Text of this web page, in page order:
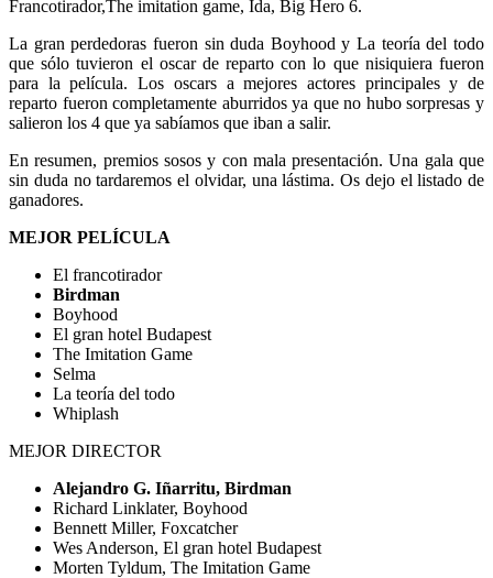
Francotirador,The imitation game, Ida, Big Hero 6.
La gran perdedoras fueron sin duda Boyhood y La teoría del todo
que sólo tuvieron el oscar de reparto con lo que nisiquiera fueron
para la película. Los oscars a mejores actores principales y de
reparto fueron completamente aburridos ya que no hubo sorpresas y
salieron los 4 que ya sabíamos que iban a salir.
En resumen, premios sosos y con mala presentación. Una gala que
sin duda no tardaremos el olvidar, una lástima. Os dejo el listado de
ganadores.
MEJOR PELÍCULA
El francotirador
Birdman
Boyhood
El gran hotel Budapest
The Imitation Game
Selma
La teoría del todo
Whiplash
MEJOR DIRECTOR
Alejandro G. Iñarritu, Birdman
Richard Linklater, Boyhood
Bennett Miller, Foxcatcher
Wes Anderson, El gran hotel Budapest
Morten Tyldum, The Imitation Game